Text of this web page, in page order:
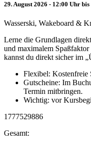
29. August 2026 - 12:00 Uhr
Wasserski, Wakeboard &
Lerne die Grundlagen
und maximalem
kannst du direkt sicher im
Flexibel: Kostenfreie
Gutscheine: Im
Termin mitbringen.
Wichtig: vor
1777529886
Gesamt: